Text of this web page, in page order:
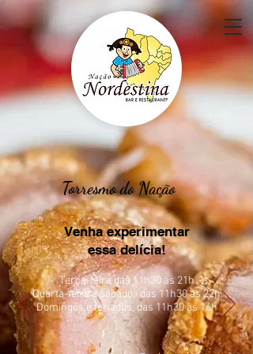
Torresmo do Nação
Venha experimentar
essa delícia!
Terça-feira das 11h30 às 21h
Quarta-feiraà sábado, das 11h30 às 22h
Domingos e feriados, das 11h30 às 16h